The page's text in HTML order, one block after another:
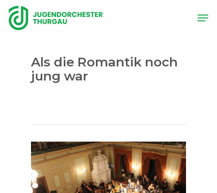
Skip
main
Als die Romantik noch
jung war